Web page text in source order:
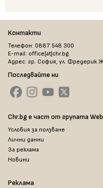
Контакти
Телефон: 0887 548 300
E-mail: office[at]chr.bg
Адрес: гр. София, ул. Фредерик
Последвайте ни
Chr.bg е част от групата
Условия за ползване
Лични данни
За реклама
Новини
Реклама